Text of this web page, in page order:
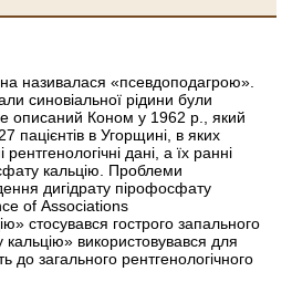
називалася «псевдо­подагрою».
синовіальної рідини були
описаний Коном у 1962 р., який
пацієнтів в Угорщині, в яких
дані, а їх ранні
кальцію. Проблеми
дигідрату пірофосфату
of Associations
стосувався гострого запального
використовувався для
загального рентгенологічного